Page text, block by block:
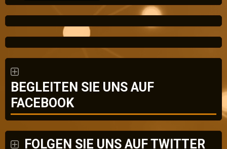
BEGLEITEN SIE UNS AUF
FACEBOOK
FOLGEN SIE UNS AUF TWITTER